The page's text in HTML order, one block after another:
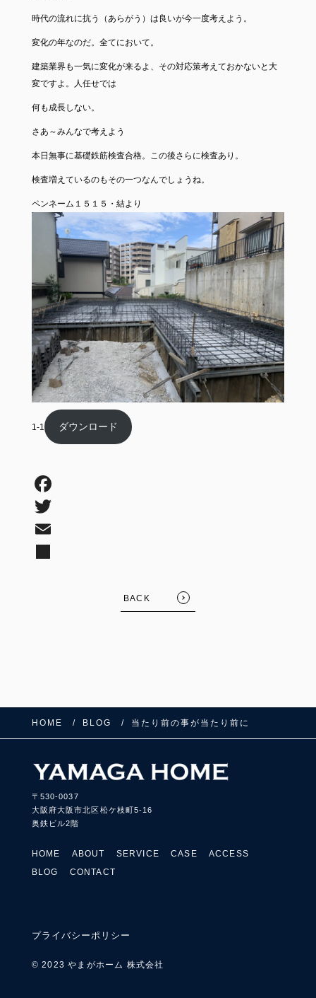
時代の流れに抗う（あらがう）は良いが今一度考えよう。
変化の年なのだ。全てにおいて。
建築業界も一気に変化が来るよ、その対応策考えておかないと大
変ですよ。人任せでは
何も成長しない。
さあ～みんなで考えよう
本日無事に基礎鉄筋検査合格。この後さらに検査あり。
検査増えているのもその一つなんでしょうね。
ペンネーム１５１５・結より
1-1 ダウンロード
BACK
HOME BLOG 当たり前の事が当たり前に
〒530-0037
大阪府大阪市北区松ケ枝町5-16
奥鉄ビル2階
HOME ABOUT SERVICE CASE
ACCESS
BLOG
CONTACT
プライバシーポリシー
© 2023 やまがホーム 株式会社